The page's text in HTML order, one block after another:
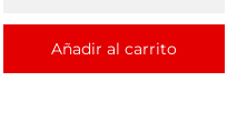
Añadir al carrito